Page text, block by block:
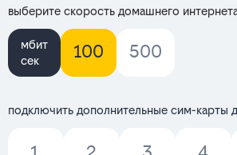
выберите скорость домашнего
мбит
сек
100 500
подключить дополнительные сим-карты